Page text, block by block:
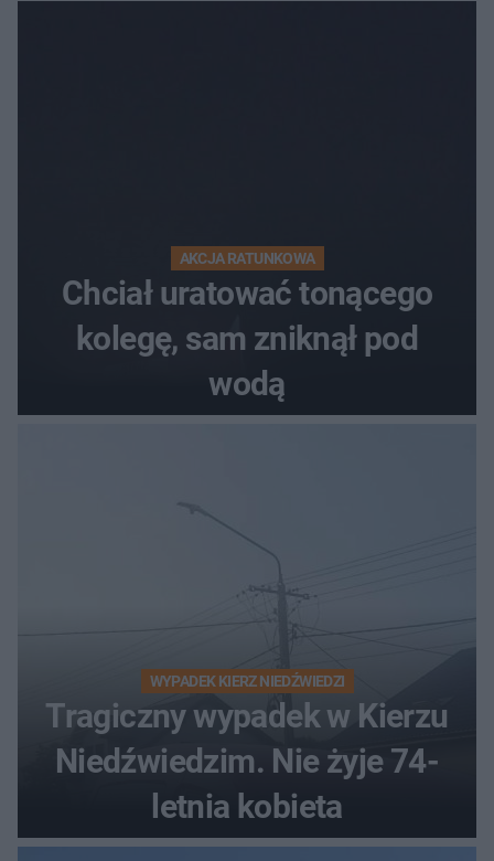
AKCJA RATUNKOWA
Chciał uratować tonącego
kolegę, sam zniknął pod
wodą
WYPADEK KIERZ NIEDŹWIEDZI
Tragiczny wypadek w Kierzu
Niedźwiedzim. Nie żyje 74-
letnia kobieta